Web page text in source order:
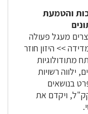
והטמעת
מעגל פעולה
>> היזון חוזר
מתודולוגיות
ילווה רשויות
בנושאים
ויקדם את